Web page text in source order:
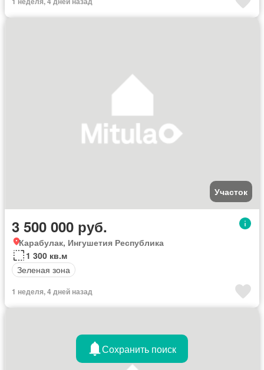
Участок
3 500 000 руб.
Карабулак, Ингушетия Республика
1 300 кв.м
Зеленая зона
1 неделя, 4 дней назад
Сохранить поиск